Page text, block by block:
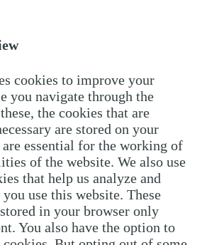
cookies to improve your
you navigate through the
the cookies that are
are stored on your
are essential for the working of
of the website. We also use
that help us analyze and
use this website. These
in your browser only
You also have the option to